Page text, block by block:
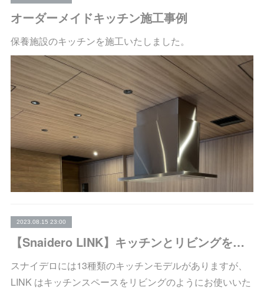
オーダーメイドキッチン施工事例
保養施設のキッチンを施工いたしました。
2023.08.15 23:00
【Snaidero LINK】キッチンとリビングをつなげるキッチン
スナイデロには13種類のキッチンモデルがありますが、
LINK はキッチンスペースをリビングのようにお使いいた